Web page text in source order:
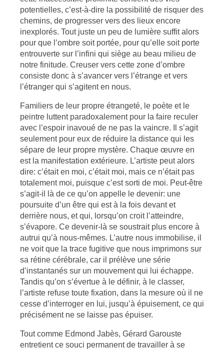
potentielles, c’est-à-dire la possibilité de risquer des
chemins, de progresser vers des lieux encore
inexplorés. Tout juste un peu de lumière suffit alors
pour que l’ombre soit portée, pour qu’elle soit porte
entrouverte sur l’infini qui siège au beau milieu de
notre finitude. Creuser vers cette zone d’ombre
consiste donc à s’avancer vers l’étrange et vers
l’étranger qui s’agitent en nous.
Familiers de leur propre étrangeté, le poète et le
peintre luttent paradoxalement pour la faire reculer
avec l’espoir inavoué de ne pas la vaincre. Il s’agit
seulement pour eux de réduire la distance qui les
sépare de leur propre mystère. Chaque œuvre en
est la manifestation extérieure. L’artiste peut alors
dire: c’était en moi, c’était moi, mais ce n’était pas
totalement moi, puisque c’est sorti de moi. Peut-être
s’agit-il là de ce qu’on appelle le devenir: une
poursuite d’un être qui est à la fois devant et
derrière nous, et qui, lorsqu’on croit l’atteindre,
s’évapore. Ce devenir-là se soustrait plus encore à
autrui qu’à nous-mêmes. L’autre nous immobilise, il
ne voit que la trace fugitive que nous imprimons sur
sa rétine cérébrale, car il prélève une série
d’instantanés sur un mouvement qui lui échappe.
Tandis qu’on s’évertue à le définir, à le classer,
l’artiste refuse toute fixation, dans la mesure où il ne
cesse d’interroger en lui, jusqu’à épuisement, ce qui
précisément ne se laisse pas épuiser.
Tout comme Edmond Jabès, Gérard Garouste
entretient ce souci permanent de travailler à se